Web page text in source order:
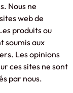
Nous ne
web de
produits ou
soumis aux
Les opinions
ces sites ne sont
par nous.